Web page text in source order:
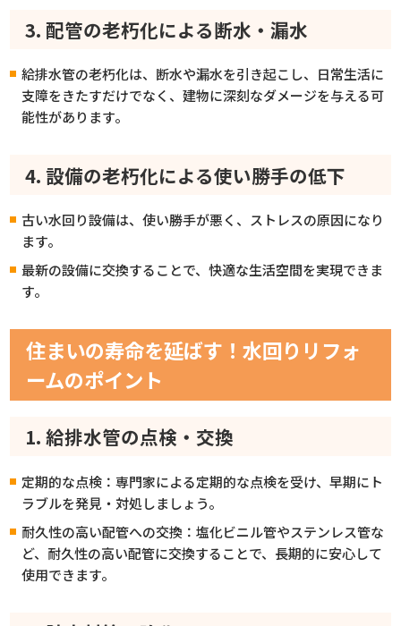
3. 配管の老朽化による断水・漏水
給排水管の老朽化は、断水や漏水を引き起こし、日常生活に
支障をきたすだけでなく、建物に深刻なダメージを与える可
能性があります。
4. 設備の老朽化による使い勝手の低下
古い水回り設備は、使い勝手が悪く、ストレスの原因になり
ます。
最新の設備に交換することで、快適な生活空間を実現できま
す。
住まいの寿命を延ばす！水回りリフォ
ームのポイント
1. 給排水管の点検・交換
定期的な点検：専門家による定期的な点検を受け、早期にト
ラブルを発見・対処しましょう。
耐久性の高い配管への交換：塩化ビニル管やステンレス管な
ど、耐久性の高い配管に交換することで、長期的に安心して
使用できます。